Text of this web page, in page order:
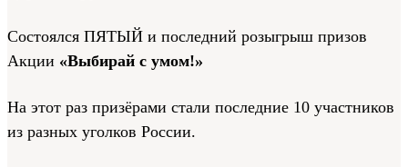
Состоялся ПЯТЫЙ и последний розыгрыш призов
Акции «Выбирай с умом!»
На этот раз призёрами стали последние 10 участников
из разных уголков России.